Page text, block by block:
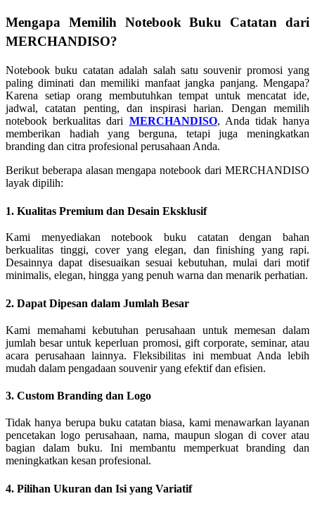
Mengapa Memilih Notebook Buku Catatan dari
MERCHANDISO?
Notebook buku catatan adalah salah satu souvenir promosi yang
paling diminati dan memiliki manfaat jangka panjang. Mengapa?
Karena setiap orang membutuhkan tempat untuk mencatat ide,
jadwal, catatan penting, dan inspirasi harian. Dengan memilih
notebook berkualitas dari MERCHANDISO, Anda tidak hanya
memberikan hadiah yang berguna, tetapi juga meningkatkan
branding dan citra profesional perusahaan Anda.
Berikut beberapa alasan mengapa notebook dari MERCHANDISO
layak dipilih:
1. Kualitas Premium dan Desain Eksklusif
Kami menyediakan notebook buku catatan dengan bahan
berkualitas tinggi, cover yang elegan, dan finishing yang rapi.
Desainnya dapat disesuaikan sesuai kebutuhan, mulai dari motif
minimalis, elegan, hingga yang penuh warna dan menarik perhatian.
2. Dapat Dipesan dalam Jumlah Besar
Kami memahami kebutuhan perusahaan untuk memesan dalam
jumlah besar untuk keperluan promosi, gift corporate, seminar, atau
acara perusahaan lainnya. Fleksibilitas ini membuat Anda lebih
mudah dalam pengadaan souvenir yang efektif dan efisien.
3. Custom Branding dan Logo
Tidak hanya berupa buku catatan biasa, kami menawarkan layanan
pencetakan logo perusahaan, nama, maupun slogan di cover atau
bagian dalam buku. Ini membantu memperkuat branding dan
meningkatkan kesan profesional.
4. Pilihan Ukuran dan Isi yang Variatif